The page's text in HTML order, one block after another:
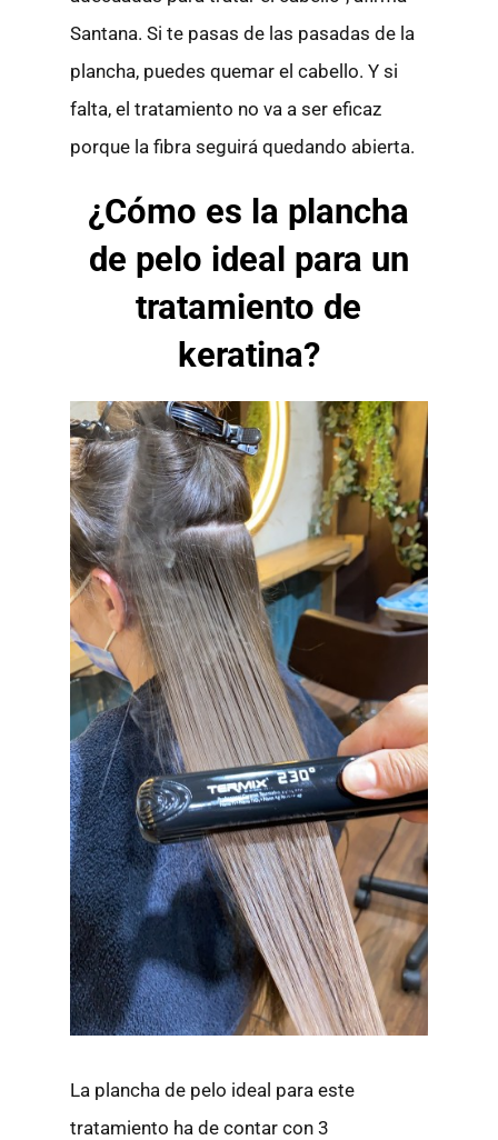
Santana. Si te pasas de las pasadas de la
plancha, puedes quemar el cabello. Y si
falta, el tratamiento no va a ser eficaz
porque la fibra seguirá quedando abierta.
¿Cómo es la plancha
de pelo ideal para un
tratamiento de
keratina?
La plancha de pelo ideal para este
tratamiento ha de contar con 3